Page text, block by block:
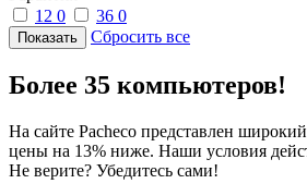
12 0 36 0
Сбросить все
Более 35 компьютеров!
На сайте Pacheco представлен
цены на 13% ниже. Наши условия
Не верите? Убедитесь сами!